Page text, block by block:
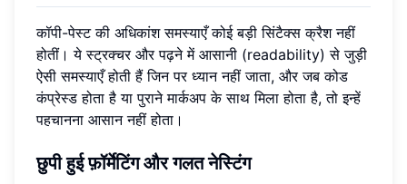
कॉपी-पेस्ट की अधिकांश समस्याएँ कोई बड़ी सिंटैक्स क्रैश नहीं
होतीं। ये स्ट्रक्चर और पढ़ने में आसानी (readability) से जुड़ी
ऐसी समस्याएँ होती हैं जिन पर ध्यान नहीं जाता, और जब कोड
कंप्रेस्ड होता है या पुराने मार्कअप के साथ मिला होता है, तो इन्हें
पहचानना आसान नहीं होता।
छुपी हुई फ़ॉर्मेटिंग और गलत नेस्टिंग